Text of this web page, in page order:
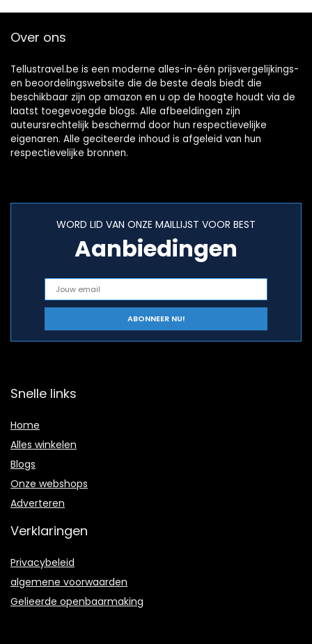
Over ons
Tellustravel.be is een moderne alles-in-één prijsvergelijkings-
en beoordelingswebsite die de beste deals biedt die
beschikbaar zijn op amazon en u op de hoogte houdt via de
laatst toegevoegde blogs. Alle afbeeldingen zijn
auteursrechtelijk beschermd door hun respectievelijke
eigenaren. Alle geciteerde inhoud is afgeleid van hun
respectievelijke bronnen.
WORD LID VAN ONZE MAILLIJST VOOR BEST
Aanbiedingen
Snelle links
Home
Alles winkelen
Blogs
Onze webshops
Adverteren
Verklaringen
Privacybeleid
algemene voorwaarden
Gelieerde openbaarmaking